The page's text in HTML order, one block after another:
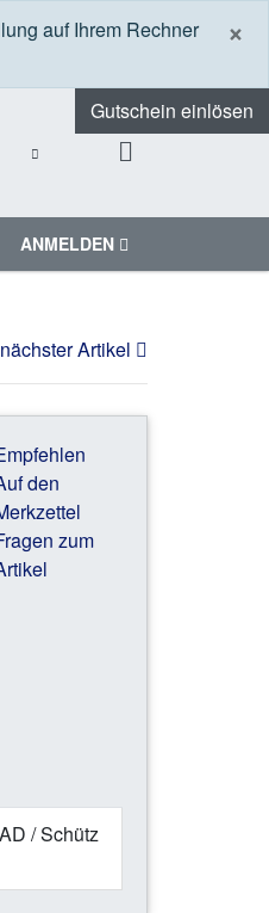
×
auf Ihrem Rechner
Gutschein einlösen
ANMELDEN
nächster Artikel
den
zum
/ Schütz